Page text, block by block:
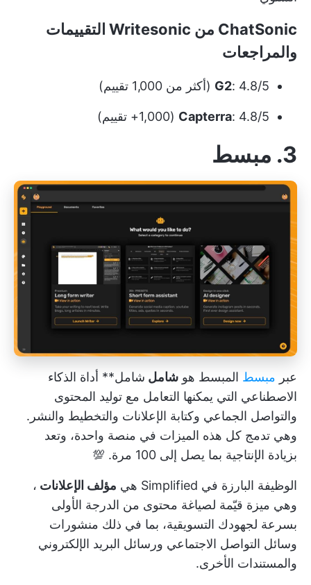
ChatSonic من Writesonic التقييمات
والمراجعات
G2: 4.8/5 (أكثر من 1,000 تقييم)
Capterra: 4.8/5 (1,000+ تقييم)
3. مبسط
عبر مبسط المبسط هو شامل شامل** أداة الذكاء
الاصطناعي التي يمكنها التعامل مع توليد المحتوى
والتواصل الجماعي وكتابة الإعلانات والتخطيط والنشر.
وهي تدمج كل هذه الميزات في منصة واحدة، وتعد
بزيادة الإنتاجية بما يصل إلى 100 مرة. 💯
الوظيفة البارزة في Simplified هي مؤلف الإعلانات ،
وهي ميزة قيّمة لصياغة محتوى من الدرجة الأولى
بسرعة لجهودك التسويقية، بما في ذلك منشورات
وسائل التواصل الاجتماعي ورسائل البريد الإلكتروني
والمستندات الأخرى.